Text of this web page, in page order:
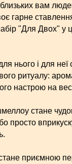
вам
гарне
"Для Двох" у
нього і для
ритуалу:
настрою на
стане
просто
приємною